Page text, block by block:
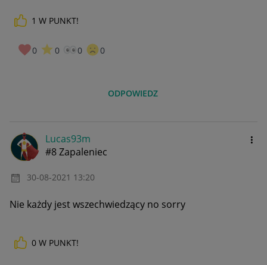
1 W PUNKT!
0 0 0 0
ODPOWIEDZ
Lucas93m
#8 Zapaleniec
‎30-08-2021 13:20
Nie każdy jest wszechwiedzący no sorry
0 W PUNKT!